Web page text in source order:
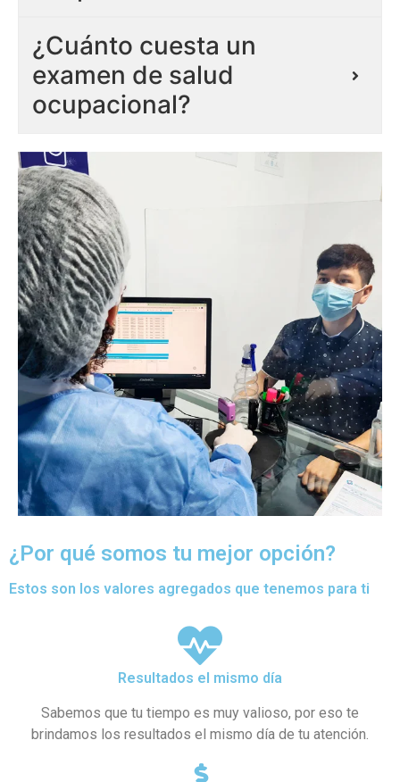
¿Cuánto cuesta un
examen de salud
ocupacional?
¿Por qué somos tu mejor opción?
Estos son los valores agregados que tenemos para ti
Resultados el mismo día
Sabemos que tu tiempo es muy valioso, por eso te
brindamos los resultados el mismo día de tu atención.